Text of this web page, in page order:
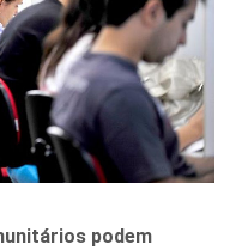
podem